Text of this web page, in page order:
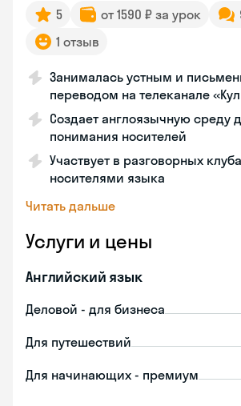
5 от 1590 ₽ за урок
1 отзыв
Занималась устным и
переводом на телеканале
Создает англоязычную среду
понимания носителей
Участвует в разговорных
носителями языка
Читать дальше
Услуги и цены
Английский язык
Деловой - для бизнеса
Для путешествий
Для начинающих - премиум